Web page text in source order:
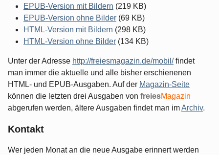
EPUB-Version mit Bildern (219 KB)
EPUB-Version ohne Bilder (69 KB)
HTML-Version mit Bildern (298 KB)
HTML-Version ohne Bilder (134 KB)
Unter der Adresse http://freiesmagazin.de/mobil/findet
man immer die aktuelle und alle bisher erschienenen
HTML- und EPUB-Ausgaben. Auf der Magazin-Seite
können die letzten drei Ausgaben von freiesMagazin
abgerufen werden, ältere Ausgaben findet man imArchiv.
Kontakt
Wer jeden Monat an die neue Ausgabe erinnert werden